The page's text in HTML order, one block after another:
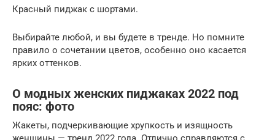
Красный пиджак с шортами.
Выбирайте любой, и вы будете в тренде. Но помните
правило о сочетании цветов, особенно оно касается
ярких оттенков.
О модных женских пиджаках 2022 под
пояс: фото
Жакеты, подчеркивающие хрупкость и изящность